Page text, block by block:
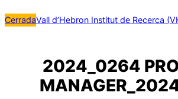
CerradaVall d’Hebron Institut de Recerca
2024_0264